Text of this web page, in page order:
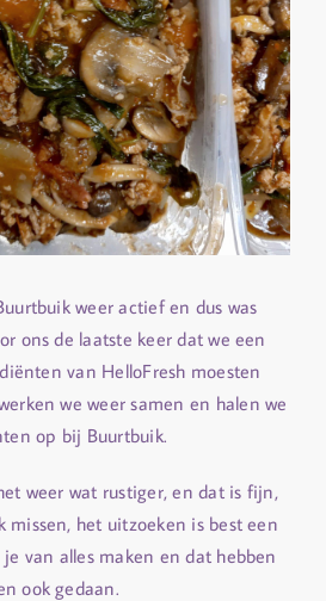
weer actief en dus was
ons de laatste keer dat we een
van HelloFresh moesten
we weer samen en halen we
op bij Buurtbuik.
weer wat rustiger, en dat is fijn,
missen, het uitzoeken is best een
van alles maken en dat hebben
ook gedaan.